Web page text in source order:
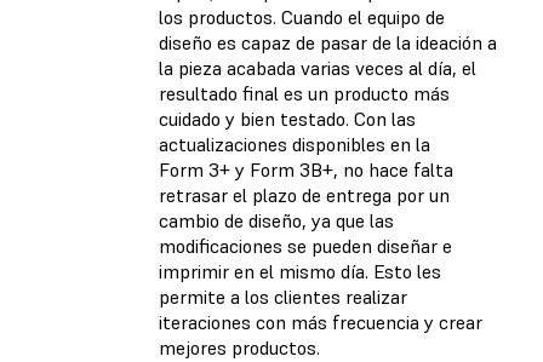
los productos. Cuando el equipo de
diseño es capaz de pasar de la ideación a
la pieza acabada varias veces al día, el
resultado final es un producto más
cuidado y bien testado. Con las
actualizaciones disponibles en la
Form 3+ y Form 3B+, no hace falta
retrasar el plazo de entrega por un
cambio de diseño, ya que las
modificaciones se pueden diseñar e
imprimir en el mismo día. Esto les
permite a los clientes realizar
iteraciones con más frecuencia y crear
mejores productos.